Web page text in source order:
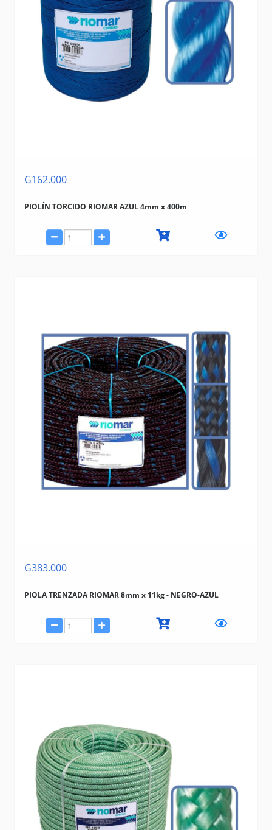
G162.000
PIOLÍN TORCIDO RIOMAR AZUL 4mm x 400m
G383.000
PIOLA TRENZADA RIOMAR 8mm x 11kg - NEGRO-AZUL